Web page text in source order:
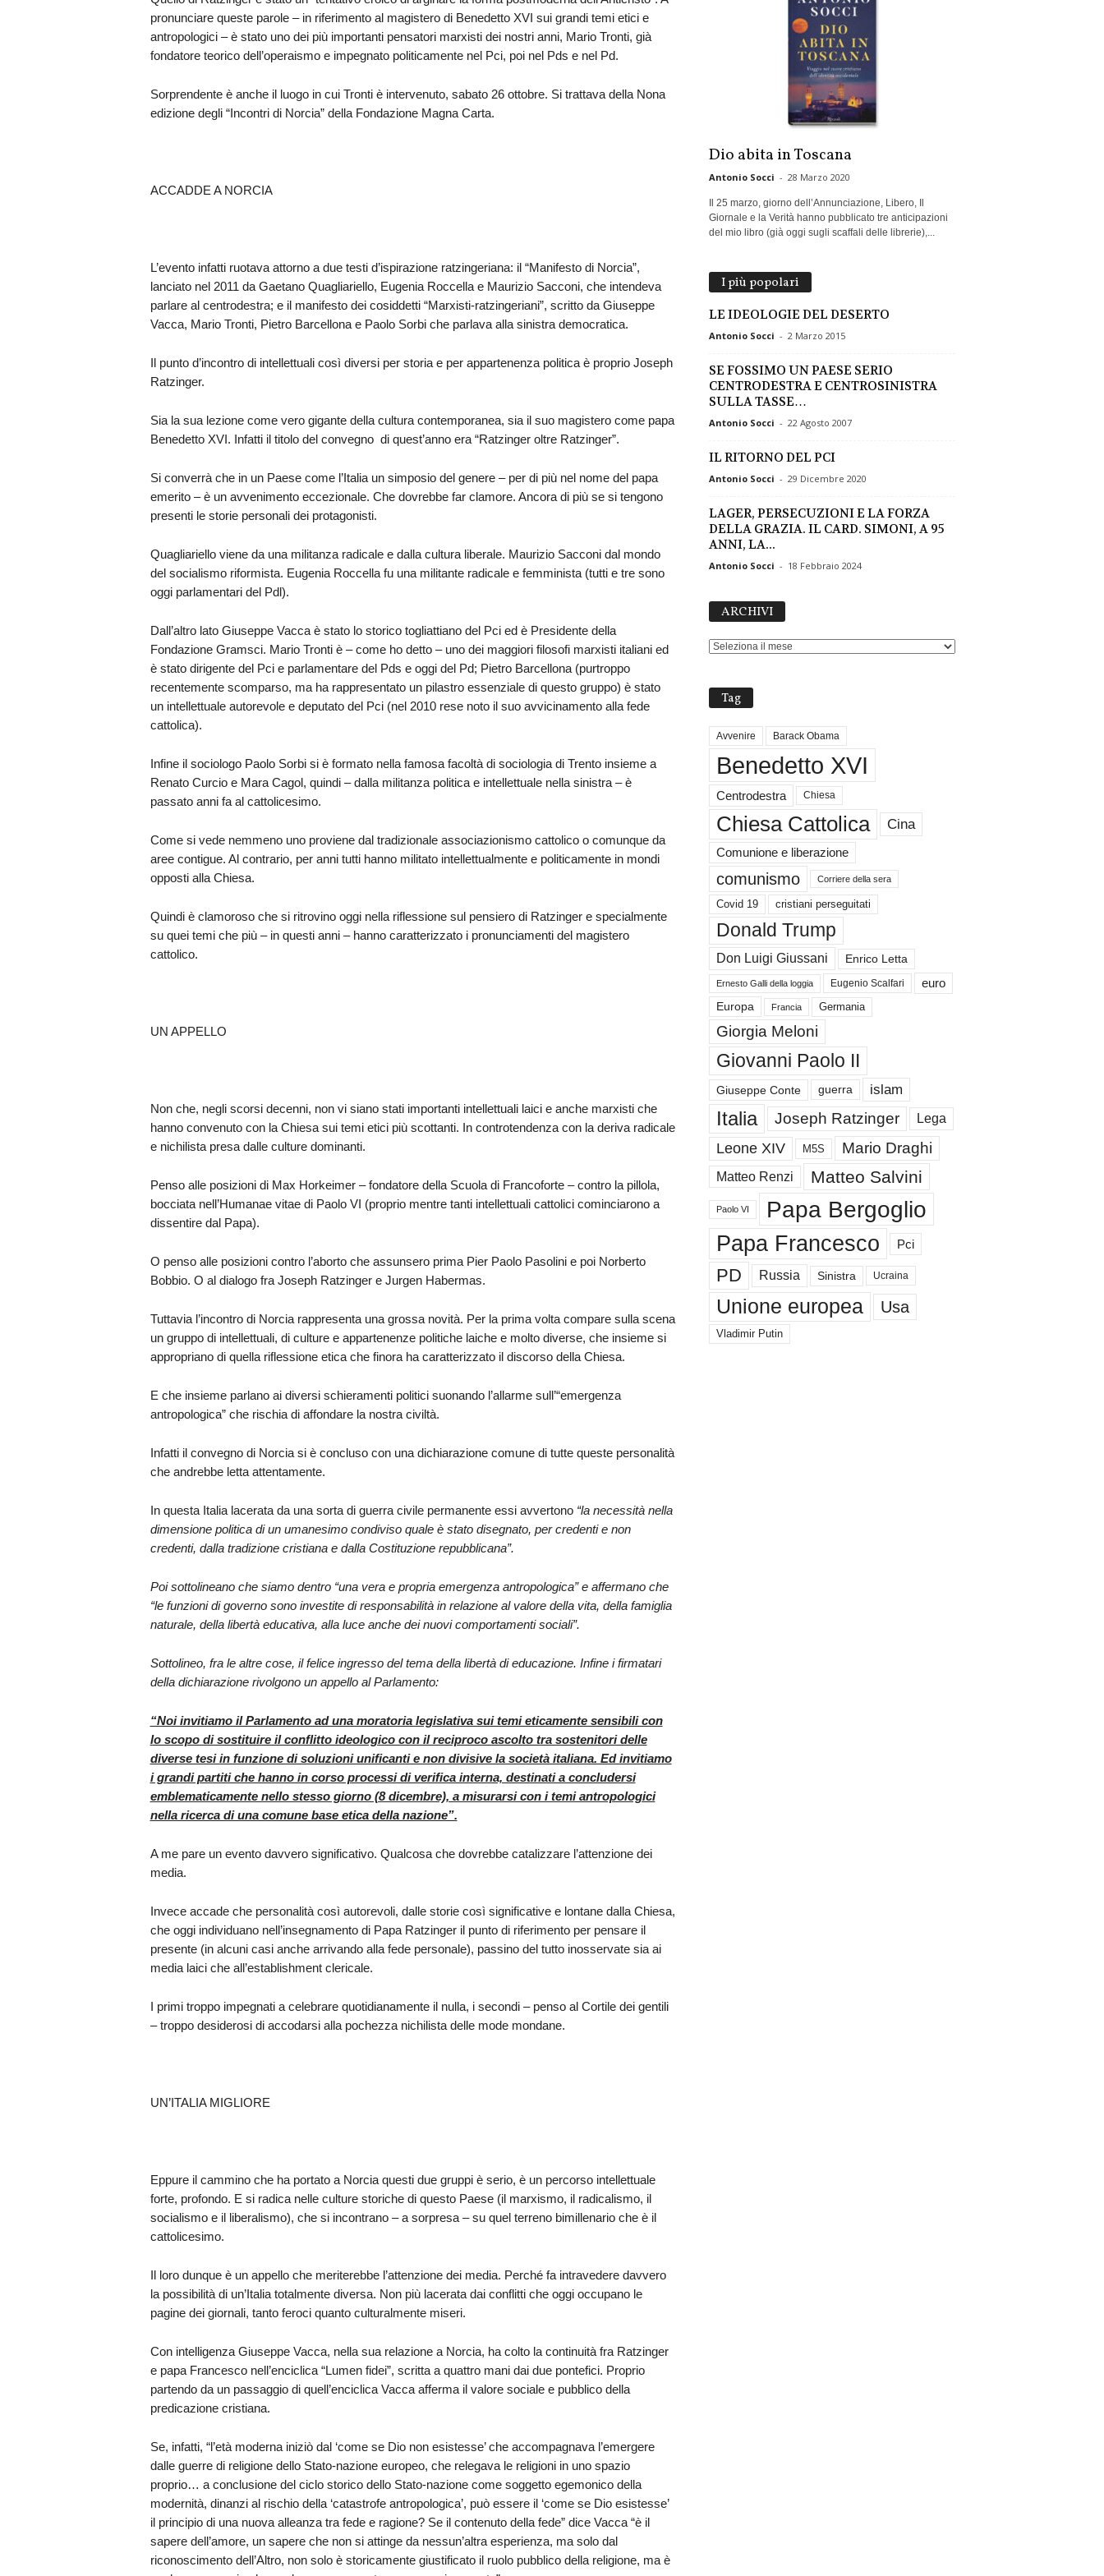
pronunciare queste parole – in riferimento al magistero di Benedetto XVI sui grandi temi etici e
antropologici – è stato uno dei più importanti pensatori marxisti dei nostri anni, Mario Tronti, già
fondatore teorico dell’operaismo e impegnato politicamente nel Pci, poi nel Pds e nel Pd.
Sorprendente è anche il luogo in cui Tronti è intervenuto, sabato 26 ottobre. Si trattava della Nona
edizione degli “Incontri di Norcia” della Fondazione Magna Carta.
ACCADDE A NORCIA
L’evento infatti ruotava attorno a due testi d’ispirazione ratzingeriana: il “Manifesto di Norcia”,
lanciato nel 2011 da Gaetano Quagliariello, Eugenia Roccella e Maurizio Sacconi, che intendeva
parlare al centrodestra; e il manifesto dei cosiddetti “Marxisti-ratzingeriani”, scritto da Giuseppe
Vacca, Mario Tronti, Pietro Barcellona e Paolo Sorbi che parlava alla sinistra democratica.
Il punto d’incontro di intellettuali così diversi per storia e per appartenenza politica è proprio Joseph
Ratzinger.
Sia la sua lezione come vero gigante della cultura contemporanea, sia il suo magistero come papa
Benedetto XVI. Infatti il titolo del convegno di quest’anno era “Ratzinger oltre Ratzinger”.
Si converrà che in un Paese come l’Italia un simposio del genere – per di più nel nome del papa
emerito – è un avvenimento eccezionale. Che dovrebbe far clamore. Ancora di più se si tengono
presenti le storie personali dei protagonisti.
Quagliariello viene da una militanza radicale e dalla cultura liberale. Maurizio Sacconi dal mondo
del socialismo riformista. Eugenia Roccella fu una militante radicale e femminista (tutti e tre sono
oggi parlamentari del Pdl).
Dall’altro lato Giuseppe Vacca è stato lo storico togliattiano del Pci ed è Presidente della
Fondazione Gramsci. Mario Tronti è – come ho detto – uno dei maggiori filosofi marxisti italiani ed
è stato dirigente del Pci e parlamentare del Pds e oggi del Pd; Pietro Barcellona (purtroppo
recentemente scomparso, ma ha rappresentato un pilastro essenziale di questo gruppo) è stato
un intellettuale autorevole e deputato del Pci (nel 2010 rese noto il suo avvicinamento alla fede
cattolica).
Infine il sociologo Paolo Sorbi si è formato nella famosa facoltà di sociologia di Trento insieme a
Renato Curcio e Mara Cagol, quindi – dalla militanza politica e intellettuale nella sinistra – è
passato anni fa al cattolicesimo.
Come si vede nemmeno uno proviene dal tradizionale associazionismo cattolico o comunque da
aree contigue. Al contrario, per anni tutti hanno militato intellettualmente e politicamente in mondi
opposti alla Chiesa.
Quindi è clamoroso che si ritrovino oggi nella riflessione sul pensiero di Ratzinger e specialmente
su quei temi che più – in questi anni – hanno caratterizzato i pronunciamenti del magistero
cattolico.
UN APPELLO
Non che, negli scorsi decenni, non vi siano stati importanti intellettuali laici e anche marxisti che
hanno convenuto con la Chiesa sui temi etici più scottanti. In controtendenza con la deriva radicale
e nichilista presa dalle culture dominanti.
Penso alle posizioni di Max Horkeimer – fondatore della Scuola di Francoforte – contro la pillola,
bocciata nell’Humanae vitae di Paolo VI (proprio mentre tanti intellettuali cattolici cominciarono a
dissentire dal Papa).
O penso alle posizioni contro l’aborto che assunsero prima Pier Paolo Pasolini e poi Norberto
Bobbio. O al dialogo fra Joseph Ratzinger e Jurgen Habermas.
Tuttavia l’incontro di Norcia rappresenta una grossa novità. Per la prima volta compare sulla scena
un gruppo di intellettuali, di culture e appartenenze politiche laiche e molto diverse, che insieme si
appropriano di quella riflessione etica che finora ha caratterizzato il discorso della Chiesa.
E che insieme parlano ai diversi schieramenti politici suonando l’allarme sull’“emergenza
antropologica” che rischia di affondare la nostra civiltà.
Infatti il convegno di Norcia si è concluso con una dichiarazione comune di tutte queste personalità
che andrebbe letta attentamente.
In questa Italia lacerata da una sorta di guerra civile permanente essi avvertono “la necessità nella
dimensione politica di un umanesimo condiviso quale è stato disegnato, per credenti e non
credenti, dalla tradizione cristiana e dalla Costituzione repubblicana”.
Poi sottolineano che siamo dentro “una vera e propria emergenza antropologica” e affermano che
“le funzioni di governo sono investite di responsabilità in relazione al valore della vita, della famiglia
naturale, della libertà educativa, alla luce anche dei nuovi comportamenti sociali”.
Sottolineo, fra le altre cose, il felice ingresso del tema della libertà di educazione. Infine i firmatari
della dichiarazione rivolgono un appello al Parlamento:
“Noi invitiamo il Parlamento ad una moratoria legislativa sui temi eticamente sensibili con
lo scopo di sostituire il conflitto ideologico con il reciproco ascolto tra sostenitori delle
diverse tesi in funzione di soluzioni unificanti e non divisive la società italiana. Ed invitiamo
i grandi partiti che hanno in corso processi di verifica interna, destinati a concludersi
emblematicamente nello stesso giorno (8 dicembre), a misurarsi con i temi antropologici
nella ricerca di una comune base etica della nazione”.
A me pare un evento davvero significativo. Qualcosa che dovrebbe catalizzare l’attenzione dei
media.
Invece accade che personalità così autorevoli, dalle storie così significative e lontane dalla Chiesa,
che oggi individuano nell’insegnamento di Papa Ratzinger il punto di riferimento per pensare il
presente (in alcuni casi anche arrivando alla fede personale), passino del tutto inosservate sia ai
media laici che all’establishment clericale.
I primi troppo impegnati a celebrare quotidianamente il nulla, i secondi – penso al Cortile dei gentili
– troppo desiderosi di accodarsi alla pochezza nichilista delle mode mondane.
UN’ITALIA MIGLIORE
Eppure il cammino che ha portato a Norcia questi due gruppi è serio, è un percorso intellettuale
forte, profondo. E si radica nelle culture storiche di questo Paese (il marxismo, il radicalismo, il
socialismo e il liberalismo), che si incontrano – a sorpresa – su quel terreno bimillenario che è il
cattolicesimo.
Il loro dunque è un appello che meriterebbe l’attenzione dei media. Perché fa intravedere davvero
la possibilità di un’Italia totalmente diversa. Non più lacerata dai conflitti che oggi occupano le
pagine dei giornali, tanto feroci quanto culturalmente miseri.
Con intelligenza Giuseppe Vacca, nella sua relazione a Norcia, ha colto la continuità fra Ratzinger
e papa Francesco nell’enciclica “Lumen fidei”, scritta a quattro mani dai due pontefici. Proprio
partendo da un passaggio di quell’enciclica Vacca afferma il valore sociale e pubblico della
predicazione cristiana.
Se, infatti, “l’età moderna iniziò dal ‘come se Dio non esistesse’ che accompagnava l’emergere
dalle guerre di religione dello Stato-nazione europeo, che relegava le religioni in uno spazio
proprio… a conclusione del ciclo storico dello Stato-nazione come soggetto egemonico della
modernità, dinanzi al rischio della ‘catastrofe antropologica’, può essere il ‘come se Dio esistesse’
il principio di una nuova alleanza tra fede e ragione? Se il contenuto della fede” dice Vacca “è il
sapere dell’amore, un sapere che non si attinge da nessun’altra esperienza, ma solo dal
riconoscimento dell’Altro, non solo è storicamente giustificato il ruolo pubblico della religione, ma è
Dio abita in Toscana
Antonio Socci - 28 Marzo 2020
Il 25 marzo, giorno dell’Annunciazione, Libero, Il
Giornale e la Verità hanno pubblicato tre anticipazioni
del mio libro (già oggi sugli scaffali delle librerie),...
I più popolari
LE IDEOLOGIE DEL DESERTO
Antonio Socci - 2 Marzo 2015
SE FOSSIMO UN PAESE SERIO
CENTRODESTRA E CENTROSINISTRA
SULLA TASSE…
Antonio Socci - 22 Agosto 2007
IL RITORNO DEL PCI
Antonio Socci - 29 Dicembre 2020
LAGER, PERSECUZIONI E LA FORZA
DELLA GRAZIA. IL CARD. SIMONI, A 95
ANNI, LA...
Antonio Socci - 18 Febbraio 2024
ARCHIVI
Tag
Avvenire Barack Obama
Benedetto XVI
Centrodestra Chiesa
Chiesa Cattolica Cina
Comunione e liberazione
comunismo Corriere della sera
Covid 19 cristiani perseguitati
Donald Trump
Don Luigi Giussani Enrico Letta
Ernesto Galli della loggia Eugenio Scalfari euro
Europa Francia Germania
Giorgia Meloni
Giovanni Paolo II
Giuseppe Conte guerra islam
Italia Joseph Ratzinger Lega
Leone XIV M5S Mario Draghi
Matteo Renzi Matteo Salvini
Paolo VI Papa Bergoglio
Papa Francesco Pci
PD Russia Sinistra Ucraina
Unione europea Usa
Vladimir Putin